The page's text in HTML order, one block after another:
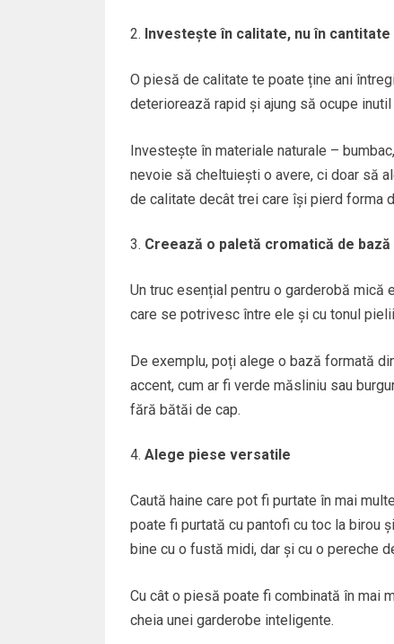
Investește în calitate, nu în cantitate
O piesă de calitate te poate ține ani
deteriorează rapid și ajung să ocupe inutil
Investește în materiale naturale –
nevoie să cheltuiești o avere, ci doar să
de calitate decât trei care își pierd forma
Creează o paletă cromatică de bază
Un truc esențial pentru o garderobă mică
care se potrivesc între ele și cu tonul
De exemplu, poți alege o bază formată
accent, cum ar fi verde măsliniu sau
fără bătăi de cap.
Alege piese versatile
Caută haine care pot fi purtate în mai
poate fi purtată cu pantofi cu toc la birou
bine cu o fustă midi, dar și cu o pereche
Cu cât o piesă poate fi combinată în mai
cheia unei garderobe inteligente.